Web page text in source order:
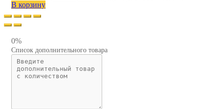
В корзину
0%
Список дополнительного товара